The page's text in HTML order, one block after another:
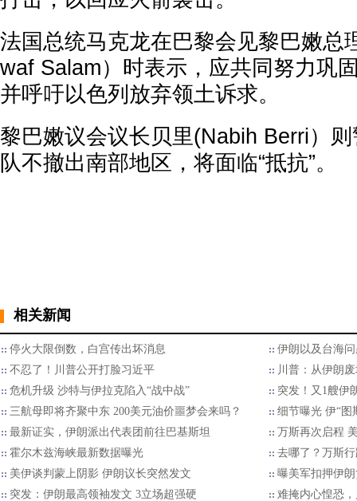
法国总统马克龙在巴黎会见黎巴嫩总
waf Salam）时表示，应共同努力巩
并呼吁以色列放弃领土诉求。
黎巴嫩议会议长贝里(Nabih Berri）
队不撤出南部地区，将面临“抵抗”。
相关新闻
停火大限倒数，白宫传出坏消息
伊朗以及台海
不忍了！川普公开打脸习近平
川普：从伊朗
危机升级 沙特与伊拉克陷入“战中战”
突发！又1艘伊
三航母即将齐聚中东 200美元油价噩梦会来吗？
细节曝光 伊“图
最新证实，伊朗派出代表团前往巴基斯坦
万斯再次启程
霍尔木兹海峡最新数据曝光
去哪了？万斯
美伊谈判蒙上阴影 伊朗议长突然发文
曝美军扣押伊
突发：伊朗最高领袖发文 3立场超强硬
难掩内心惶恐